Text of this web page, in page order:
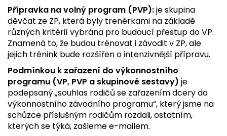
Přípravka na volný program (PVP):je skupina
děvčat ze ZP, která byly trenérkami na základě
různých kritérií vybrána pro budoucí přestup do VP.
Znamená to, že budou trénovat i závodit v ZP, ale
jejich trénink bude rozšířen o intenzivnější přípravu.
Podmínkou k zařazení do výkonnostního
programu (VP, PVP a skupinové sestavy) je
podepsaný „souhlas rodičů se zařazením dcery do
výkonnostního závodního programu“, který jsme na
schůzce příslušným rodičům rozdali, ostatním,
kterých se týká, zašleme e-mailem.